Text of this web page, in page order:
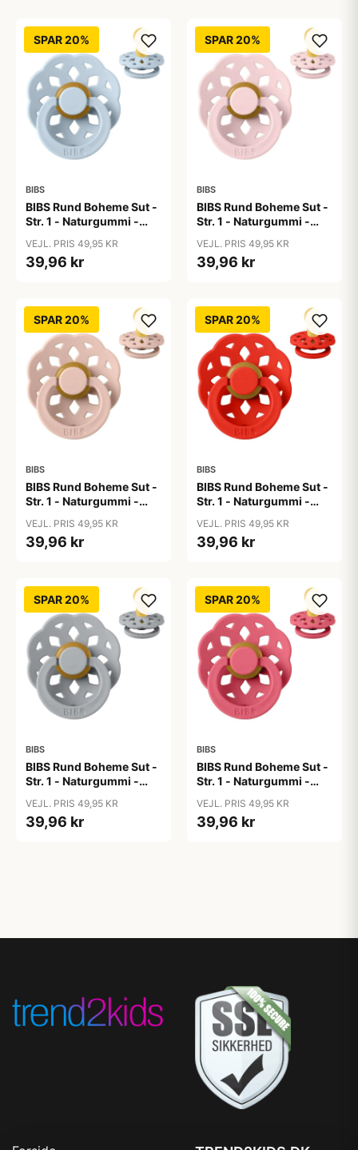
SPAR 20%
BIBS
BIBS Rund Boheme Sut -
Str. 1 - Naturgummi -
VEJL. PRIS 49,95 KR
39,96 kr
SPAR 20%
BIBS
BIBS Rund Boheme Sut -
Str. 1 - Naturgummi -
VEJL. PRIS 49,95 KR
39,96 kr
SPAR 20%
BIBS
BIBS Rund Boheme Sut -
Str. 1 - Naturgummi -
VEJL. PRIS 49,95 KR
39,96 kr
SPAR 20%
BIBS
BIBS Rund Boheme Sut -
Str. 1 - Naturgummi -
VEJL. PRIS 49,95 KR
39,96 kr
SPAR 20%
BIBS
BIBS Rund Boheme Sut -
Str. 1 - Naturgummi -
VEJL. PRIS 49,95 KR
39,96 kr
SPAR 20%
BIBS
BIBS Rund Boheme Sut -
Str. 1 - Naturgummi -
VEJL. PRIS 49,95 KR
39,96 kr